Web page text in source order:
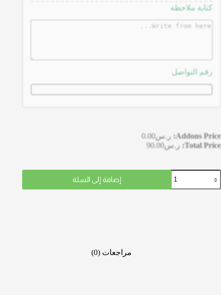
كتابة ملاحظة
رقم التواصل
Addons Price: ر.س0.00
Total Price: ر.س90.00
إضافة إلى السلة
مراجعات (0)